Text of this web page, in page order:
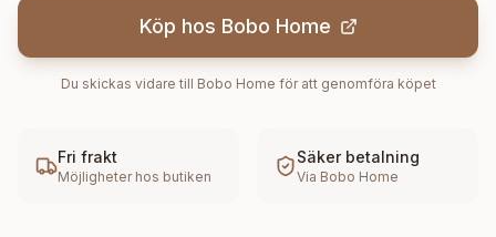
Köp hos Bobo Home
Du skickas vidare till Bobo Home för att genomföra köpet
Fri frakt
Möjligheter hos butiken
Säker betalning
Via Bobo Home